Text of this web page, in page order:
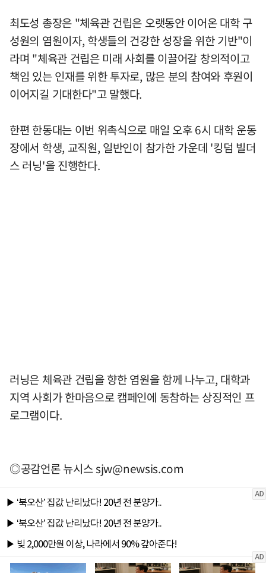
최도성 총장은 "체육관 건립은 오랫동안 이어온 대학 구
성원의 염원이자, 학생들의 건강한 성장을 위한 기반"이
라며 "체육관 건립은 미래 사회를 이끌어갈 창의적이고
책임 있는 인재를 위한 투자로, 많은 분의 참여와 후원이
이어지길 기대한다"고 말했다.
한편 한동대는 이번 위촉식으로 매일 오후 6시 대학 운동
장에서 학생, 교직원, 일반인이 참가한 가운데 '킹덤 빌더
스 러닝'을 진행한다.
러닝은 체육관 건립을 향한 염원을 함께 나누고, 대학과
지역 사회가 한마음으로 캠페인에 동참하는 상징적인 프
로그램이다.
◎공감언론 뉴시스sjw@newsis.com